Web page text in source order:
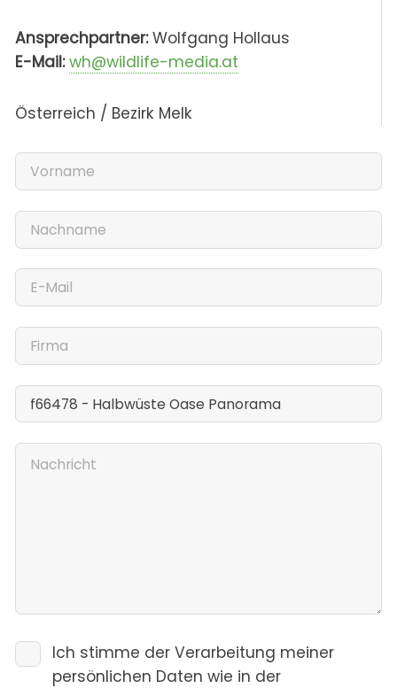
Ansprechpartner:Wolfgang Hollaus
E-Mail: wh@wildlife-media.at
Österreich / Bezirk Melk
Ich stimme der Verarbeitung meiner
persönlichen Daten wie in der